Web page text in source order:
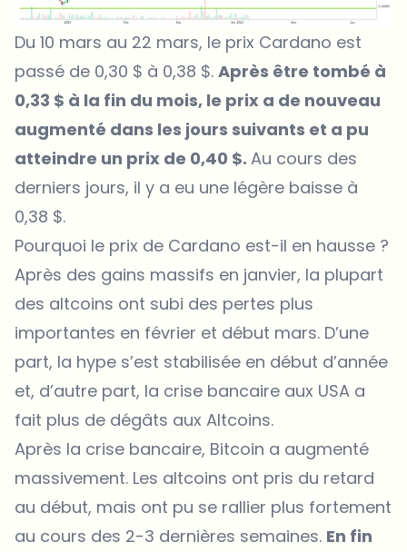
Du 10 mars au 22 mars, le prix Cardano est
passé de 0,30 $ à 0,38 $. Après être tombé à
0,33 $ à la fin du mois, le prix a de nouveau
augmenté dans les jours suivants et a pu
atteindre un prix de 0,40 $. Au cours des
derniers jours, il y a eu une légère baisse à
0,38 $.
Pourquoi le prix de Cardano est-il en hausse ?
Après des gains massifs en janvier, la plupart
des altcoins ont subi des pertes plus
importantes en février et début mars. D’une
part, la hype s’est stabilisée en début d’année
et, d’autre part, la crise bancaire aux USA a
fait plus de dégâts aux Altcoins.
Après la crise bancaire, Bitcoin a augmenté
massivement. Les altcoins ont pris du retard
au début, mais ont pu se rallier plus fortement
au cours des 2-3 dernières semaines. En fin